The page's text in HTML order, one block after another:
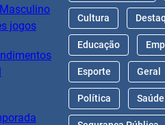
jogos
Cultura
Educação
Esporte Geral
Política